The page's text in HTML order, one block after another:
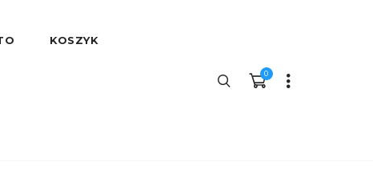
KOSZYK
0